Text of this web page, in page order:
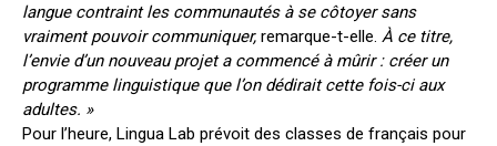
langue contraint les communautés à se côtoyer sans
vraiment pouvoir communiquer, remarque-t-elle. À ce titre,
l’envie d’un nouveau projet a commencé à mûrir : créer un
programme linguistique que l’on dédirait cette fois-ci aux
adultes. »
Pour l’heure, Lingua Lab prévoit des classes de français pour